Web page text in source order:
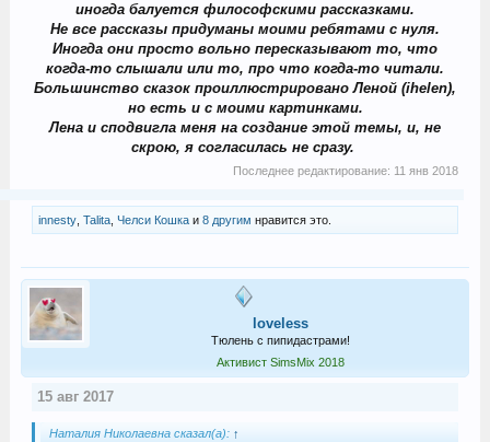
иногда балуется философскими рассказками.
Не все рассказы придуманы моими ребятами с нуля.
Иногда они просто вольно пересказывают то, что
когда-то слышали или то, про что когда-то читали.
Большинство сказок проиллюстрировано Леной (ihelen),
но есть и с моими картинками.
Лена и сподвигла меня на создание этой темы, и, не
скрою, я согласилась не сразу.
Последнее редактирование: 11 янв 2018
innesty, Talita, Челси Кошкаи 8 другим нравится это.
loveless
Тюлень с пипидастрами!
Активист SimsMix 2018
15 авг 2017
Наталия Николаевна сказал(а): ↑